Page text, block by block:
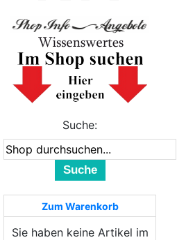
Suche:
Suche
Zum Warenkorb
Sie haben keine Artikel im